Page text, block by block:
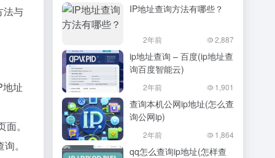
法与
址
。
。
IP地址查询方法有哪些？
2年前 2,887
ip地址查询 – 百度(ip地址查
询百度智能云)
2年前 1,901
查询本机公网ip地址(怎么查
询公网ip)
2年前 1,864
qq怎么查询ip地址(怎样查